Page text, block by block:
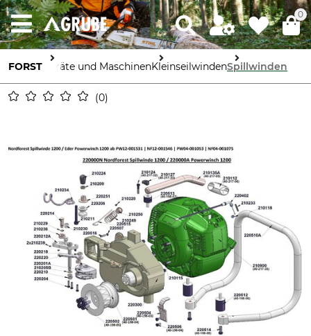
0
FORST Geräte und MaschinenKleinseilwindenSpillwinden
0